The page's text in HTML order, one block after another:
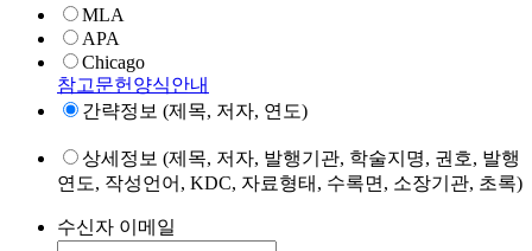
MLA
APA
Chicago
참고문헌양식안내
간략정보 (제목, 저자, 연도)
상세정보 (제목, 저자, 발행기관, 학술지명, 권호, 발행
연도, 작성언어, KDC, 자료형태, 수록면, 소장기관, 초록)
수신자 이메일